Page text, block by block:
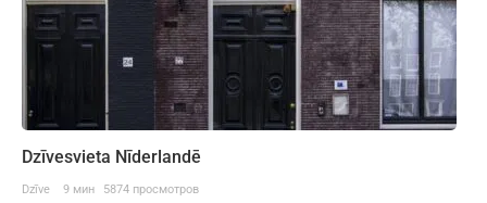
Dzīvesvieta Nīderlandē
Dzīve 9 мин 5874 просмотров